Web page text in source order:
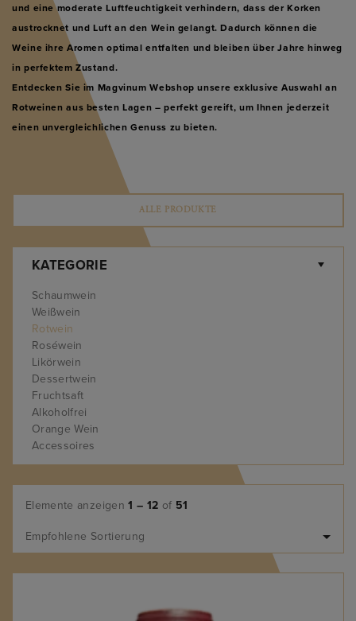
und eine moderate Luftfeuchtigkeit verhindern, dass der Korken
austrocknet und Luft an den Wein gelangt. Dadurch können die
Weine ihre Aromen optimal entfalten und bleiben über Jahre hinweg
in perfektem Zustand.
Entdecken Sie im Magvinum Webshop unsere exklusive Auswahl an
Rotweinen aus besten Lagen – perfekt gereift, um Ihnen jederzeit
einen unvergleichlichen Genuss zu bieten.
ALLE PRODUKTE
KATEGORIE
Schaumwein
Weißwein
Rotwein
Roséwein
Likörwein
Dessertwein
Fruchtsaft
Alkoholfrei
Orange Wein
Accessoires
Elemente anzeigen1 – 12 of 51
Empfohlene Sortierung